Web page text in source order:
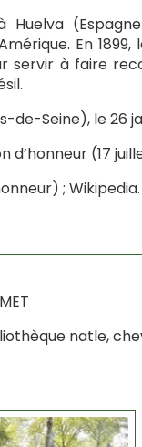
Huelva
En
servir à faire
de-Seine), le 26
d’honneur (17
; Wikipedia.
natle,